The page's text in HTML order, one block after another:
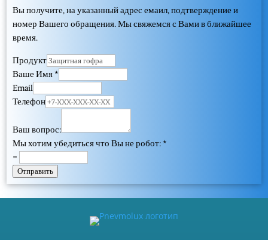
Вы получите, на указанный адрес емаил, подтверждение и
номер Вашего обращения. Мы свяжемся с Вами в ближайшее
время.
Продукт
Ваше Имя*
Email
Телефон
Ваш вопрос:
Мы хотим убедиться что Вы не робот:*
=
Отправить